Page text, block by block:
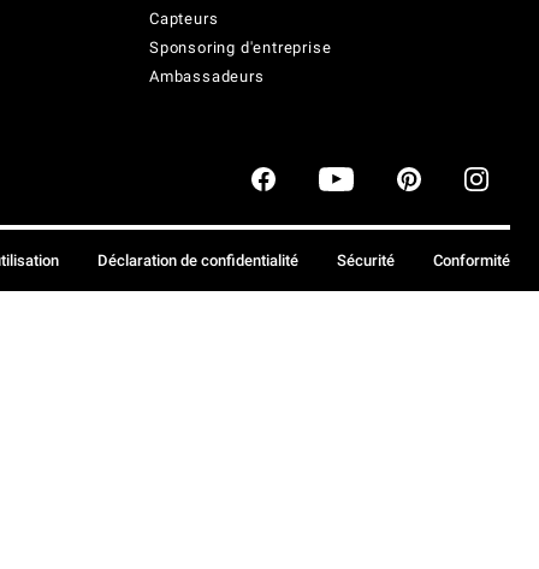
Capteurs
Sponsoring d'entreprise
Ambassadeurs
Déclaration de confidentialité Sécurité Conformité